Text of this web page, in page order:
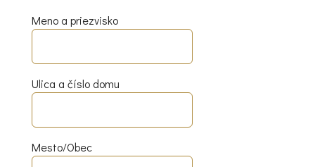
Meno a priezvisko
Ulica a číslo domu
Mesto/Obec